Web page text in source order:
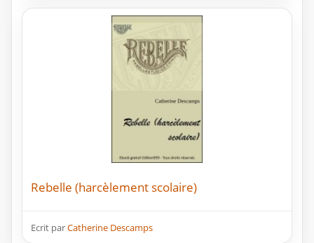
Rebelle (harcèlement scolaire)
Ecrit parCatherine Descamps